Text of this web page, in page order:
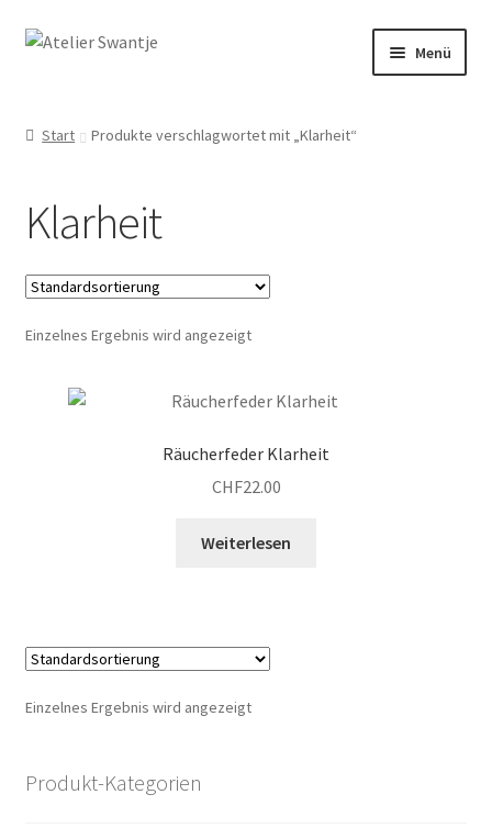
Menü
Kasse
Mein Konto
Räuchern & Trommeln
Start Produkte verschlagwortet mit „Klarheit“
Klarheit
Einzelnes Ergebnis wird angezeigt
Räucherfeder Klarheit
CHF22.00
Weiterlesen
Einzelnes Ergebnis wird angezeigt
Produkt-Kategorien